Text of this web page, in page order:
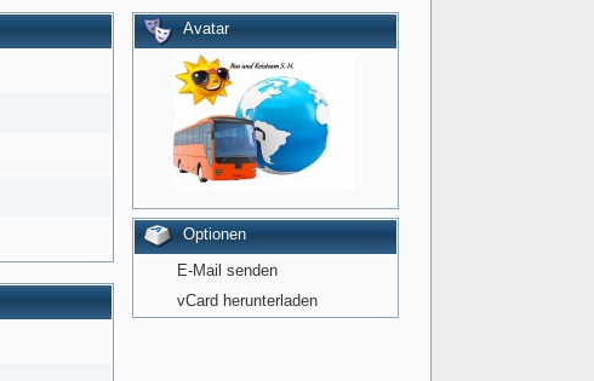
Avatar
Optionen
E-Mail senden
vCard herunterladen